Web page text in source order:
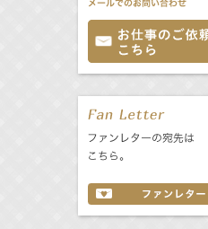
あ か
た
な
ま
や
わ